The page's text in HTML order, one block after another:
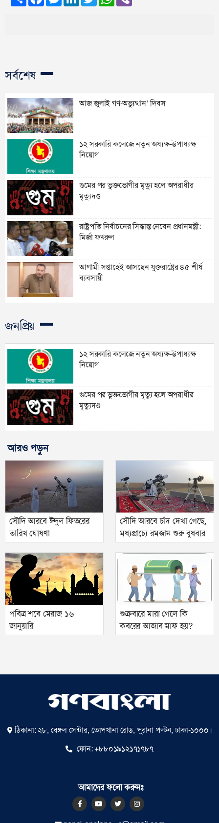
সর্বশেষ
আজ জুলাই গণ-অভ্যুত্থান’ দিবস
১২ সরকারি কলেজে নতুন অধ্যক্ষ-উপাধ্যক্ষ
নিয়োগ
গুমের পর ভুক্তভোগীর মৃত্যু হলে অপরাধীর
মৃত্যুদণ্ড
রাষ্ট্রপতি নির্বাচনের সিদ্ধান্ত নেবেন প্রধানমন্ত্রী:
মির্জা ফখরুল
আগামী সপ্তাহেই আসছেন যুক্তরাষ্ট্রের ৪৫ শীর্ষ
ব্যবসায়ী
জনপ্রিয়
১২ সরকারি কলেজে নতুন অধ্যক্ষ-উপাধ্যক্ষ
নিয়োগ
গুমের পর ভুক্তভোগীর মৃত্যু হলে অপরাধীর
মৃত্যুদণ্ড
আরও পড়ুন
সৌদি আরবে ঈদুল ফিতরের
তারিখ ঘোষণা
সৌদি আরবে চাঁদ দেখা গেছে,
মধ্যপ্রাচ্যে রমজান শুরু বুধবার
পবিত্র শবে মেরাজ ১৬
জানুয়ারি
শুক্রবারে মারা গেলে কি
কবরের আজাব মাফ হয়?
ঠিকানা: ২৮, বেঙ্গল সেন্টার, তোপখানা রোড, পুরানা পল্টন, ঢাকা-১০০০।
ফোন:+৮৮০১৯১২১৭১৭৮৭
আমাদের ফলো করুনঃ